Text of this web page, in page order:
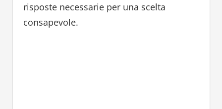
risposte necessarie per una scelta
consapevole.